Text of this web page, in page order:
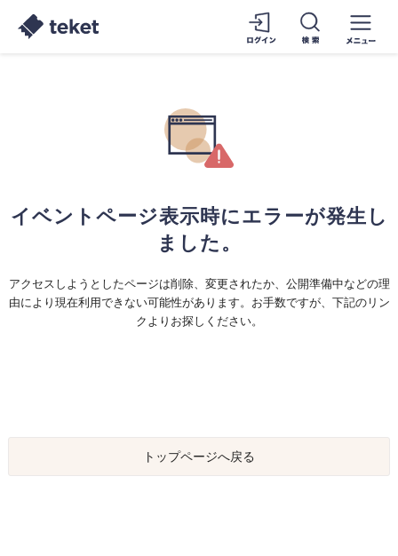
イベントページ表示時にエラーが発生し
ました。
アクセスしようとしたページは削除、変更されたか、公開準備中などの理
由により現在利用できない可能性があります。お手数ですが、下記のリン
クよりお探しください。
トップページへ戻る